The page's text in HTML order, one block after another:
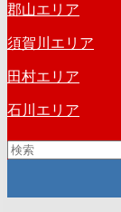
郡山エリア
須賀川エリア
田村エリア
石川エリア